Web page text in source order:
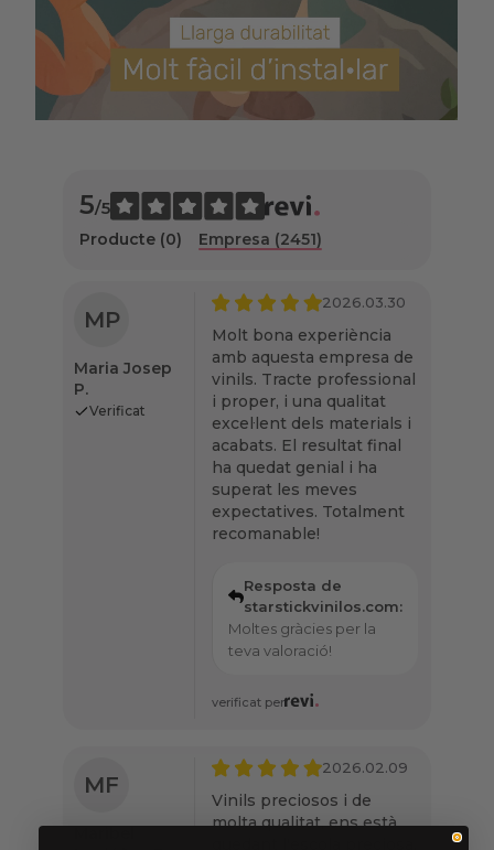
5/5
Producte (0) Empresa (2451)
MP
Maria Josep
P.
Verificat
2026.03.30
Molt bona experiència
amb aquesta empresa de
vinils. Tracte professional
i proper, i una qualitat
excel·lent dels materials i
acabats. El resultat final
ha quedat genial i ha
superat les meves
expectatives. Totalment
recomanable!
Resposta de
starstickvinilos.com:
Moltes gràcies per la
teva valoració!
verificat per
MF
2026.02.09
Vinils preciosos i de
molta qualitat, ens està